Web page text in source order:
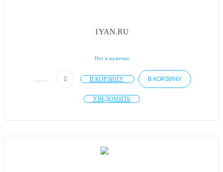
1YAN.RU
Нет в наличии
В КОРЗИНУ В КОРЗИНУ
УВЕДОМИТЬ